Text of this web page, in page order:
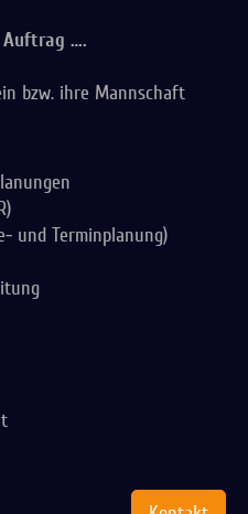
….
bzw. ihre Mannschaft
und Terminplanung)